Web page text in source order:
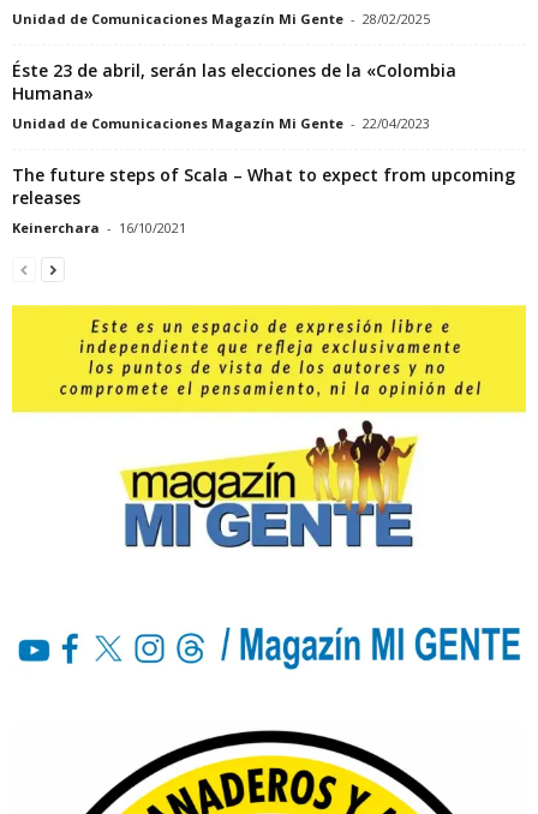
Unidad de Comunicaciones Magazín Mi Gente - 28/02/2025
Éste 23 de abril, serán las elecciones de la «Colombia
Humana»
Unidad de Comunicaciones Magazín Mi Gente - 22/04/2023
The future steps of Scala – What to expect from upcoming
releases
Keinerchara - 16/10/2021